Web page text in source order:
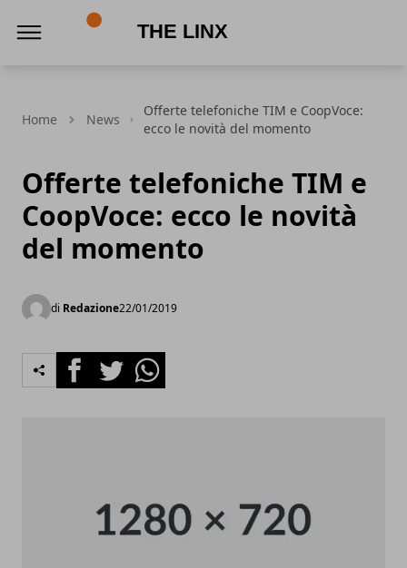
Home News
Offerte telefoniche TIM e CoopVoce:
ecco le novità del momento
Offerte telefoniche TIM e
CoopVoce: ecco le novità
del momento
di Redazione22/01/2019
FacebookTwitterWhatsapp